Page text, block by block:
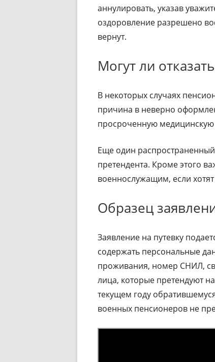
аннулировать, указав
оздоровление разрешено
вернут.
Могут ли отказать
В некоторых случаях
причина в неверно
просроченную медицинскую
Еще один распространенный
претендента. Кроме этого
военнослужащим, если
Образец
Заявление на путевку
содержать персональные
проживания, номер СНИЛ,
лица, которые претендуют
текущем году
военных пенсионеров не